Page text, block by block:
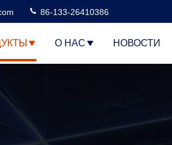
86-133-26410386
О НАС НОВОСТИ